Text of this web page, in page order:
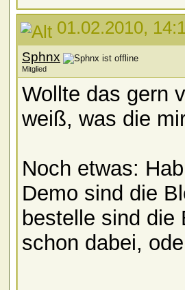
01.02.2010,
Sphnx
Mitglied
Wollte das gern
weiß, was die
Noch etwas:
Demo sind die
bestelle sind die
schon dabei,